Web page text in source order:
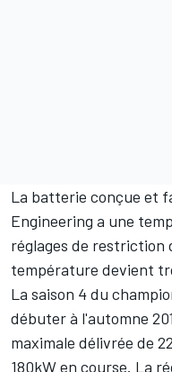
La batterie conçue et
Engineering a une
réglages de restriction
température devient
La saison 4 du
débuter à l'automne
maximale délivrée de
180kW en course. La